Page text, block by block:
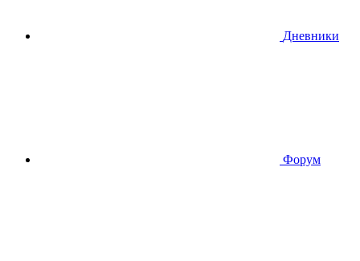
Дневники
Форум